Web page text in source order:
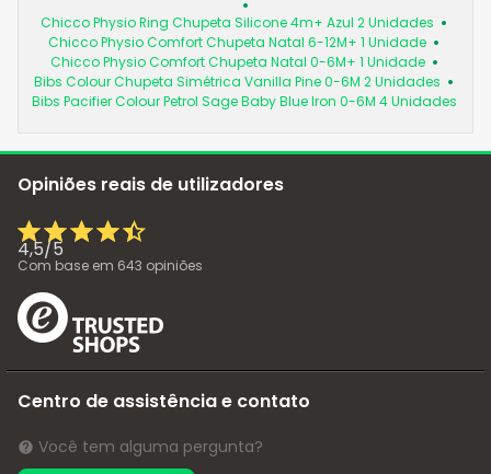
Chicco Physio Ring Chupeta Silicone 4m+ Azul 2 Unidades
Chicco Physio Comfort Chupeta Natal 6-12M+ 1 Unidade
Chicco Physio Comfort Chupeta Natal 0-6M+ 1 Unidade
Bibs Colour Chupeta Simétrica Vanilla Pine 0-6M 2 Unidades
Bibs Pacifier Colour Petrol Sage Baby Blue Iron 0-6M 4 Unidades
Opiniões reais de utilizadores
4,5/5
Com base em 643 opiniões
Centro de assistência e contato
Você tem alguma pergunta?